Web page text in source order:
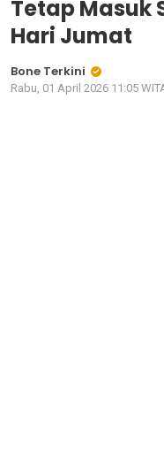
Tetap Masuk
Hari Jumat
Bone Terkini
Rabu, 01 April 2026 11:05